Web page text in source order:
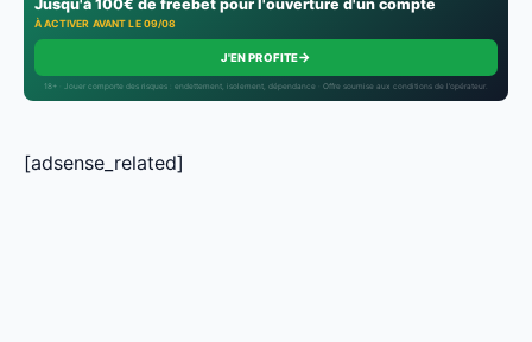
Jusqu'à 100€ de freebet pour l'ouverture d'un compte
À ACTIVER AVANT LE 09/08
J'EN PROFITE→
18+ · Jouer comporte des risques : endettement, isolement, dépendance · Offre soumise aux conditions de l’opérateur.
[adsense_related]